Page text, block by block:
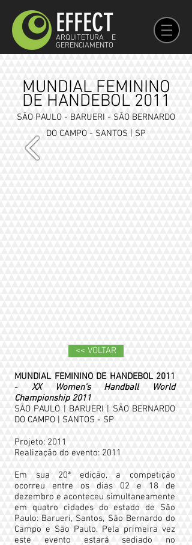
ARQUITETURA E
GERENCIAMENTO
EFFECT
MUNDIAL FEMININO
DE HANDEBOL 2011
SÃO PAULO - BARUERI - SÃO BERNARDO
DO CAMPO - SANTOS | SP
<< VOLTAR
MUNDIAL FEMININO DE HANDEBOL 2011
- XX Women's Handball World
Championship 2011
SÃO PAULO | BARUERI | SÃO BERNARDO
DO CAMPO | SANTOS - SP
Projeto: 2011
Realização do evento: 2011
Em sua 20ª edição, a competição
ocorreu entre os dias 02 e 18 de
dezembro e aconteceu simultaneamente
em quatro cidades do estado de São
Paulo: Barueri, Santos, São Bernardo do
Campo e São Paulo. Pela primeira vez
este evento estará sediado no